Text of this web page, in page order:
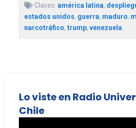
Claves: américa latina,
estados unidos, guerra, maduro,
narcotráfico, trump, venezuela
Lo viste en Radio
Chile